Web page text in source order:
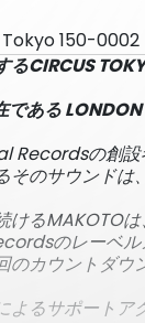
150-0002
CIRCUS
ある
Recordsの創
そのサウンド
けるMAKOTO
のレーベル
のカウントダ
るサポートア